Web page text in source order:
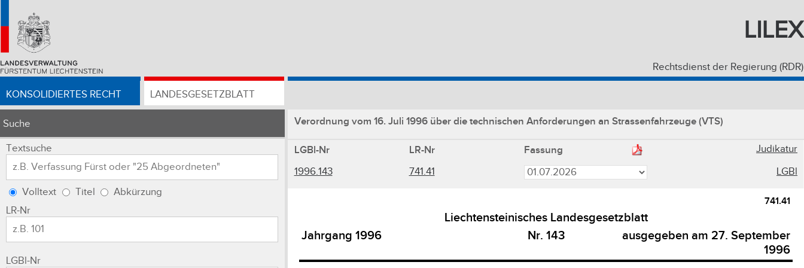
LILEX
Rechtsdienst der Regierung (RDR)
KONSOLIDIERTES RECHT LANDESGESETZBLATT
Suche
Textsuche
Volltext Titel
Abkürzung
LR-Nr
LGBl-Nr
Verordnung vom 16. Juli 1996 über die technischen Anforderungen an Strassenfahrzeuge (VTS)
LGBl-Nr LR-Nr Fassung
Judikatur
1996.143
741.41 LGBl